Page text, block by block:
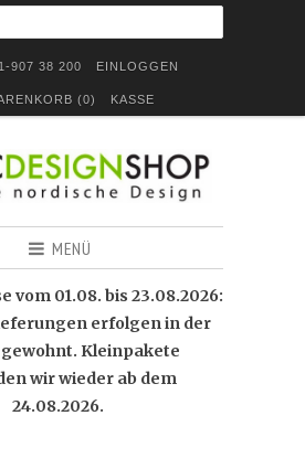
907 38 200 EINLOGGEN
(0) KASSE
MENÜ
vom 01.08. bis 23.08.2026:
erfolgen in der
Kleinpakete
wir wieder ab dem
24.08.2026.